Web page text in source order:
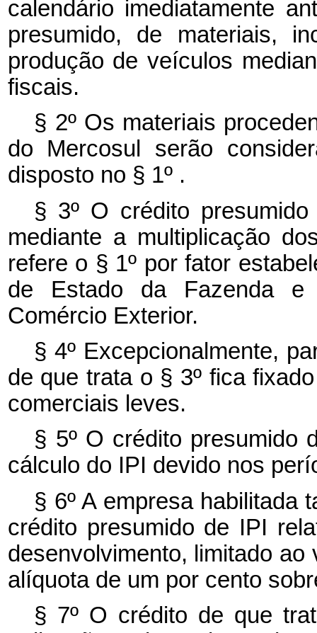
calendário imediatamente
presumido, de materiais,
produção de veículos
fiscais.
§ 2º Os materiais
do Mercosul serão
disposto no § 1º .
§ 3º O crédito
mediante a multiplicação
refere o § 1º por fator
de Estado da Fazenda e
Comércio Exterior.
§ 4º Excepcionalmente,
de que trata o § 3º fica
comerciais leves.
§ 5º O crédito presumido
cálculo do IPI devido nos
§ 6º A empresa habilitada
crédito presumido de IPI
desenvolvimento, limitado
alíquota de um por cento
§ 7º O crédito de que